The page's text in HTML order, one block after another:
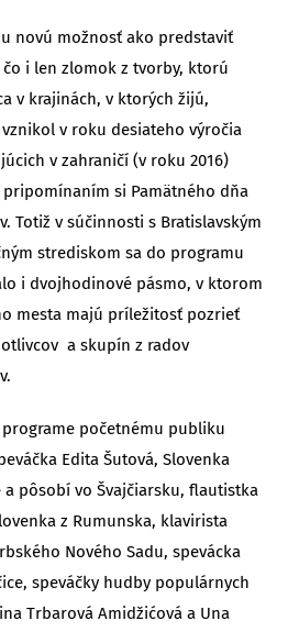
novú možnosť ako predstaviť
i len zlomok z tvorby, ktorú
v krajinách, v ktorých žijú,
v roku desiateho výročia
v zahraničí (v roku 2016)
si Pamätného dňa
Totiž v súčinnosti s Bratislavským
strediskom sa do programu
i dvojhodinové pásmo, v ktorom
mesta majú príležitosť pozrieť
a skupín z radov
početnému publiku
Edita Šutová, Slovenka
pôsobí vo Švajčiarsku, flautistka
z Rumunska, klavirista
Nového Sadu, spevácka
speváčky hudby populárnych
Trbarová Amidžićová a Una